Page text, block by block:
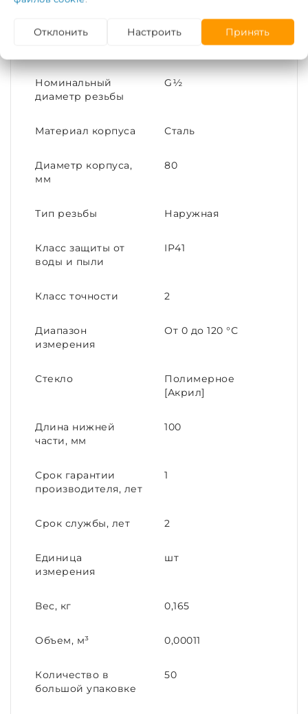
температура
Номинальный
диаметр резьбы
G½
Материал корпуса Сталь
Диаметр корпуса,
мм
80
Тип резьбы Наружная
Класс защиты от
воды и пыли
IP41
Класс точности 2
Диапазон
измерения
От 0 до 120 °С
Стекло
Полимерное
[Акрил]
Длина нижней
части, мм
100
Срок гарантии
производителя, лет
1
Срок службы, лет 2
Единица
измерения
шт
Вес, кг 0,165
Объем, м³ 0,00011
Количество в
большой упаковке
50
Отклонить Настроить Принять